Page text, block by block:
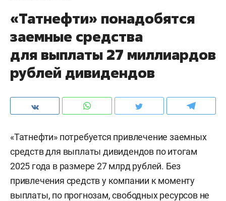
«Татнефти» понадобятся
заемные средства
для выплаты 27 миллиардов
рублей дивидендов
«Татнефти» потребуется привлечение заемных
средств для выплаты дивидендов по итогам
2025 года в размере 27 млрд рублей. Без
привлечения средств у компании к моменту
выплаты, по прогнозам, свободных ресурсов не